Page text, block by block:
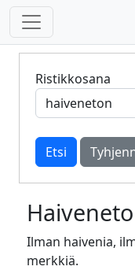
Ristikkosana
Ilman haivenia,
merkkiä.